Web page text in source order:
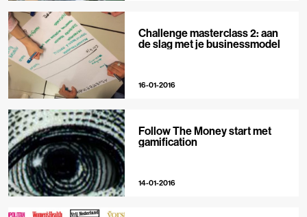
Challenge masterclass 2: aan
de slag met je businessmodel
16-01-2016
Follow The Money start met
gamification
14-01-2016